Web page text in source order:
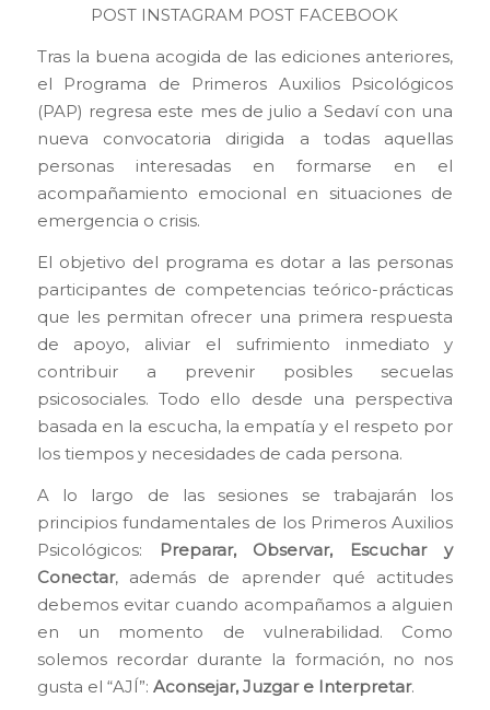
POST INSTAGRAM POST FACEBOOK
Tras la buena acogida de las ediciones anteriores,
el Programa de Primeros Auxilios Psicológicos
(PAP) regresa este mes de julio a Sedaví con una
nueva convocatoria dirigida a todas aquellas
personas interesadas en formarse en el
acompañamiento emocional en situaciones de
emergencia o crisis.
El objetivo del programa es dotar a las personas
participantes de competencias teórico-prácticas
que les permitan ofrecer una primera respuesta
de apoyo, aliviar el sufrimiento inmediato y
contribuir a prevenir posibles secuelas
psicosociales. Todo ello desde una perspectiva
basada en la escucha, la empatía y el respeto por
los tiempos y necesidades de cada persona.
A lo largo de las sesiones se trabajarán los
principios fundamentales de los Primeros Auxilios
Psicológicos:
Preparar, Observar, Escuchar y
Conectar, además de aprender qué actitudes
debemos evitar cuando acompañamos a alguien
en un momento de vulnerabilidad. Como
solemos recordar durante la formación, no nos
gusta el “AJÍ”: Aconsejar, Juzgar e Interpretar.